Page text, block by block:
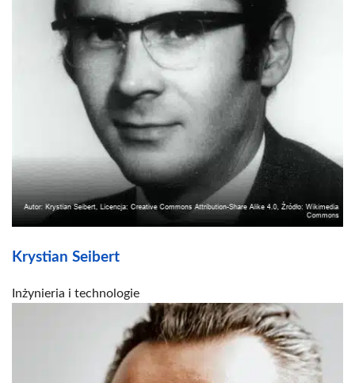
Krystian Seibert
Inżynieria i technologie